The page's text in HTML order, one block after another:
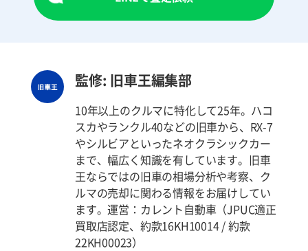
監修: 旧車王編集部
10年以上のクルマに特化して25年。ハコ
スカやランクル40などの旧車から、RX-7
やシルビアといったネオクラシックカー
まで、幅広く知識を有しています。旧車
王ならではの旧車の相場分析や考察、ク
ルマの売却に関わる情報をお届けしてい
ます。運営：カレント自動車（JPUC適正
買取店認定、約款16KH10014 / 約款
22KH00023）